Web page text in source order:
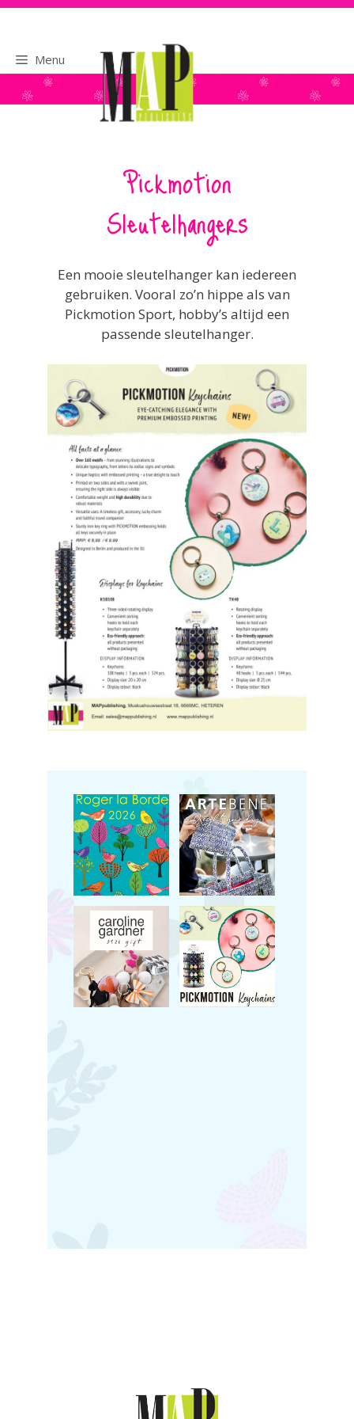
naar
Menu
Pickmotion
Sleutelhangers
Een mooie sleutelhanger kan iedereen
gebruiken. Vooral zo’n hippe als van
Pickmotion Sport, hobby’s altijd een
passende sleutelhanger.